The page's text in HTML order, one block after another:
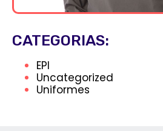
CATEGORIAS:
EPI
Uncategorized
Uniformes